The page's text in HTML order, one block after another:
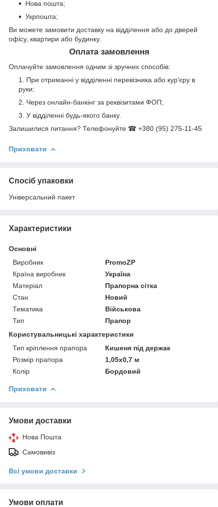
Нова пошта;
Укрпошта;
Ви можете замовити доставку на відділення або до дверей
офісу, квартири або будинку.
Оплата замовлення
Оплачуйте замовлення одним зі зручних способів:
При отриманні у відділенні перевізника або кур'єру в
руки;
Через онлайн-банкінг за реквізитами ФОП;
У відділенні будь-якого банку.
Залишилися питання? Телефонуйте ☎ +380 (95) 275-11-45
Приховати
Спосіб упаковки
Універсальний пакет
Характеристики
Основні
Виробник
PromoZP
Країна виробник
Україна
Матеріал
Прапорна сітка
Стан
Новий
Тематика
Військова
Тип
Прапор
Користувальницькі характеристики
Тип кріплення прапора
Кишеня під держак
Розмір прапора
1,05х0,7 м
Колір
Бордовий
Приховати
Умови доставки
Нова Пошта
Самовивіз
Всі умови доставки
Умови оплати